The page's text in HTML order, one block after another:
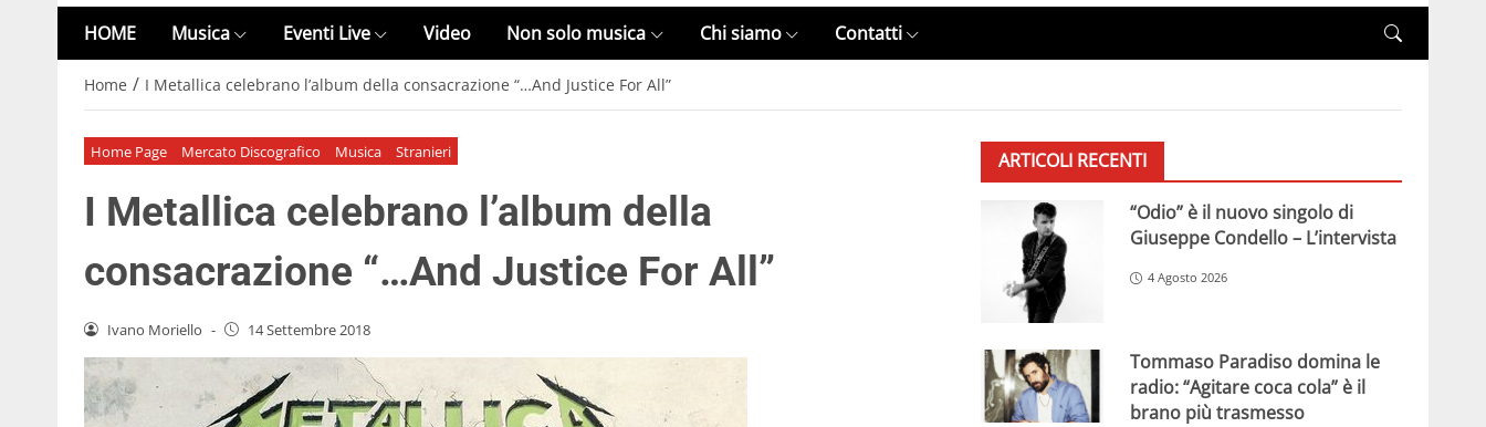
HOME Musica Eventi Live Video Non solo musica Chi siamo Contatti
Home / I Metallica celebrano l’album della consacrazione “…And Justice For All”
Home Page Mercato Discografico Musica Stranieri
I Metallica celebrano l’album della
consacrazione “…And Justice For All”
Ivano Moriello - 14 Settembre 2018
ARTICOLI RECENTI
“Odio” è il nuovo singolo di
Giuseppe Condello – L’intervista
4 Agosto 2026
Tommaso Paradiso domina le
radio: “Agitare coca cola” è il
brano più trasmesso